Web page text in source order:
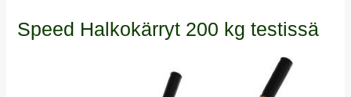
Speed Halkokärryt 200 kg testissä